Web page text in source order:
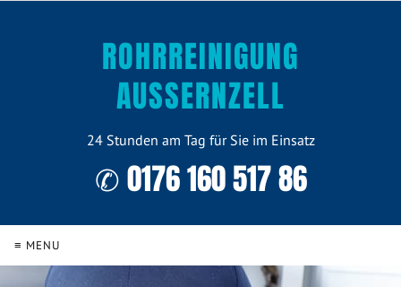
ROHRREINIGUNG
AUSSERNZELL
24 Stunden am Tag für Sie im Einsatz
✆ 0176 160 517 86
≡ MENU